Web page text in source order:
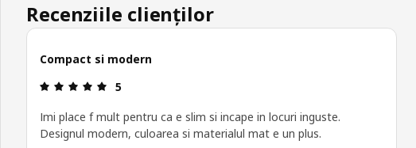
Recenziile clienților
Compact si modern
Prezentare generală: 5 din 5 stele
5
Imi place f mult pentru ca e slim si incape in locuri inguste.
Designul modern, culoarea si materialul mat e un plus.